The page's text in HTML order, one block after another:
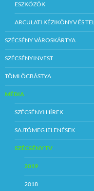
ESZKÖZÖK
ARCULATI KÉZIKÖNYV ÉS
SZÉCSÉNY VÁROSKÁRTYA
SZÉCSÉNYINVEST
TÖMLÖCBÁSTYA
MÉDIA
SZÉCSÉNYI HÍREK
SAJTÓMEGJELENÉSEK
SZÉCSÉNY TV
2019
2018